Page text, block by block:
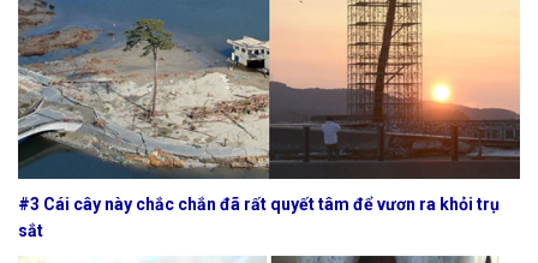
#3 Cái cây này chắc chắn đã rất quyết tâm để vươn ra khỏi trụ
sắt